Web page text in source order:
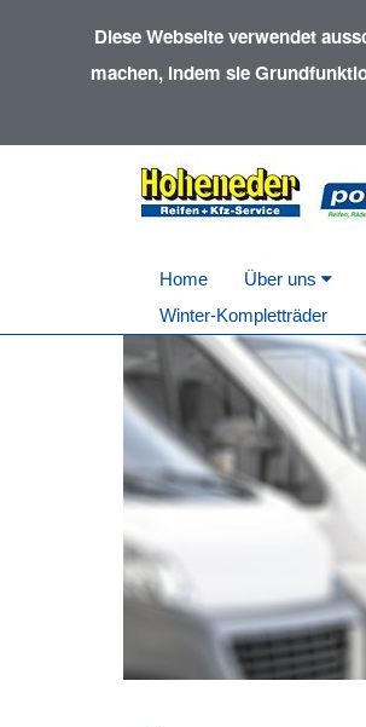
Diese Webseite verwendet
machen, indem sie
Home Über uns
Winter-Kompletträder